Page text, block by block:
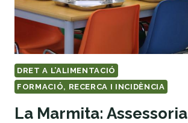
DRET A L’ALIMENTACIÓ
FORMACIÓ, RECERCA I INCIDÈNCIA
La Marmita: Assessoria